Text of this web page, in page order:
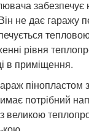
забезпечує
не дає гаражу
рівня
в приміщення.
потрібний